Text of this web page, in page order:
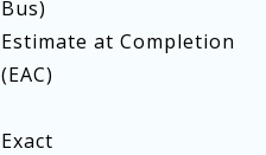
Bus)
Estimate at Completion
(EAC)
Exact